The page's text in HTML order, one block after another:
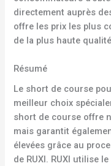
directement auprès
offre les prix les plus
de la plus haute
Résumé
Le short de course
meilleur choix
short de course offre
mais garantit
élevées grâce au
de RUXI. RUXI utilise